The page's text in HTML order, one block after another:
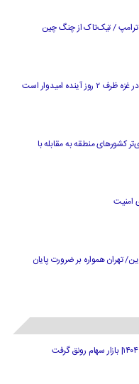
با ترامپ / تیک‌تاک از چنگ چین
امیدوار است
کشورهای منطقه به مقابله با
امنیت
تهران همواره بر ضرورت پایان